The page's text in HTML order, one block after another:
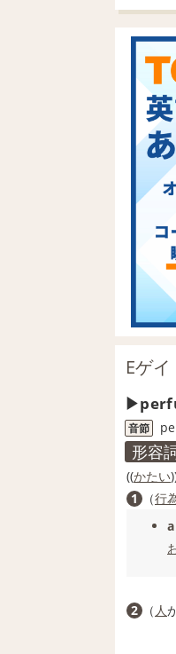
Eゲ
音節
形容
((かたい
1
（行
2 （ 人